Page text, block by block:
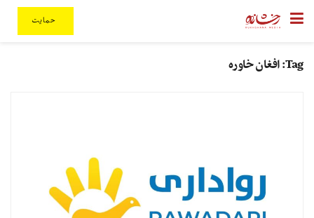
حمایت
Tag: افغان خاوره